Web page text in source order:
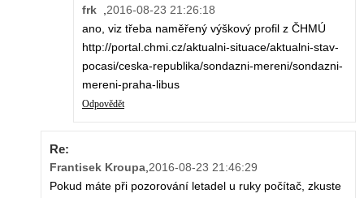
frk ,2016-08-23 21:26:18
ano, viz třeba naměřený výškový profil z ČHMÚ
http://portal.chmi.cz/aktualni-situace/aktualni-stav-
pocasi/ceska-republika/sondazni-mereni/sondazni-
mereni-praha-libus
Odpovědět
Re:
Frantisek Kroupa,2016-08-23 21:46:29
Pokud máte při pozorování letadel u ruky počítač, zkuste